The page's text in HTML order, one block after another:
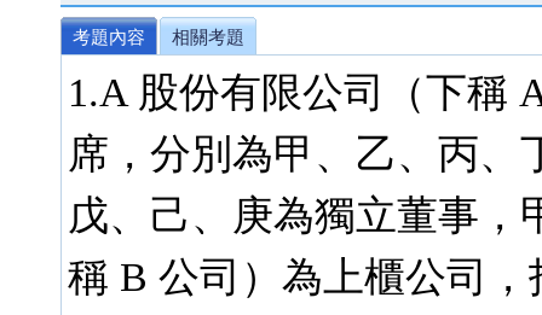
考題內容 相關考題
1.A 股份有限公司（下稱
席，分別為甲、乙、丙、
戊、己、庚為獨立董事，
稱 B 公司）為上櫃公司